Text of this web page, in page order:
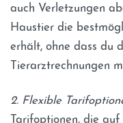
auch Verletzungen
Haustier die
erhält, ohne dass du
Tierarztrechnungen
2. Flexible
Tarifoptionen, die